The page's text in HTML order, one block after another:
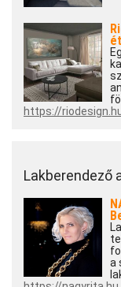
https://
Lakberendező
a